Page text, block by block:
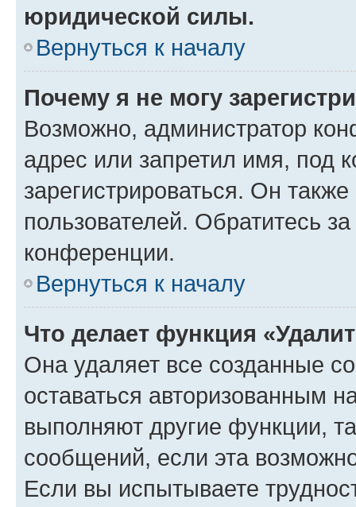
юридической силы.
Вернуться к началу
Почему я не могу
Возможно, администратор
адрес или запретил имя, под
зарегистрироваться. Он
пользователей. Обратитесь
конференции.
Вернуться к началу
Что делает функция
Она удаляет все созданные
оставаться авторизованным
выполняют другие функции,
сообщений, если эта
Если вы испытываете